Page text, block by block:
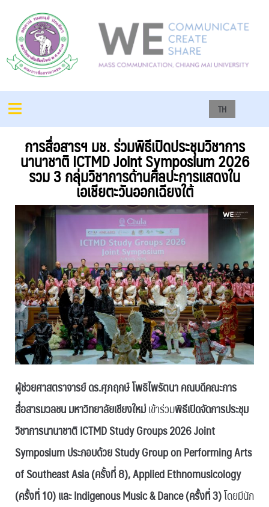
TH
การสื่อสารฯ มช. ร่วมพิธีเปิดประชุมวิชาการ
นานาชาติ ICTMD Joint Symposium 2026
รวม 3 กลุ่มวิชาการด้านศิลปะการแสดงใน
เอเชียตะวันออกเฉียงใต้
ผู้ช่วยศาสตราจารย์ ดร.ศุภฤกษ์ โพธิไพรัตนา คณบดีคณะการ
สื่อสารมวลชน มหาวิทยาลัยเชียงใหม่เข้าร่วมพิธีเปิดจัดการประชุม
วิชาการนานาชาติ ICTMD Study Groups 2026 Joint
Symposium ประกอบด้วย Study Group on Performing Arts
of Southeast Asia (ครั้งที่ 8), Applied Ethnomusicology
(ครั้งที่ 10) และ Indigenous Music & Dance (ครั้งที่ 3)โดยมีนัก